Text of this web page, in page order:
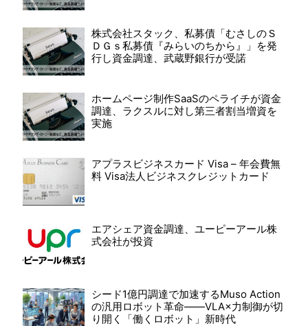
株式会社スタック、私募債「むさしのＳ
ＤＧｓ私募債『みらいのちから』」を発
行し資金調達、武蔵野銀行が受諾
ホームページ制作SaaSのペライチが資金
調達、ラクスルに対し第三者割当増資を
実施
アプラスビジネスカード Visa – 年会費無
料 Visa法人ビジネスクレジットカード
エアシェア資金調達、ユーピーアール株
式会社が投資
シード1億円調達で加速するMuso Action
の汎用ロボット革命――VLA×力制御が切
り開く「働くロボット」新時代